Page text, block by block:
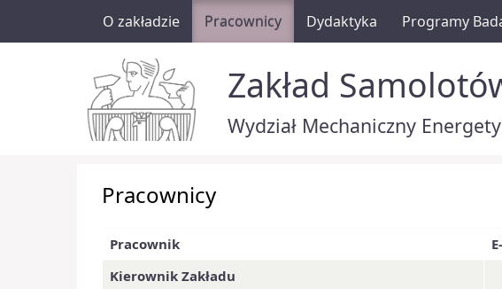
O zakładzie Pracownicy Dydaktyka Programy
Zakład
Wydział Mechaniczny
Pracownicy
Pracownik
Kierownik Zakładu